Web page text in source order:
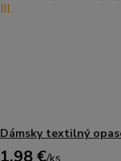
Dámsky textilný
1,98 €